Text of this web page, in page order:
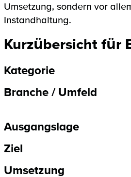
Umsetzung, sondern vor
Instandhaltung.
Kurzübersicht für
Kategorie
Branche / Umfeld
Ausgangslage
Ziel
Umsetzung